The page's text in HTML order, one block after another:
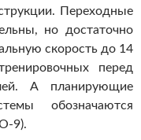
Переходные
но достаточно
скорость до 14
перед
А планирующие
обозначаются
9).